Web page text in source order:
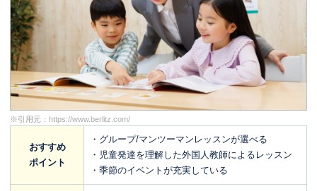
※引用元： https://www.berlitz.com/
おすすめ
ポイント
・グループ/マンツーマンレッスンが選べる
・児童発達を理解した外国人教師によるレッスン
・季節のイベントが充実している